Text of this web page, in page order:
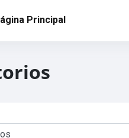
Principal